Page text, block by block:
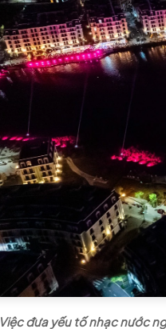
Việc đưa yếu tố nhạc nước